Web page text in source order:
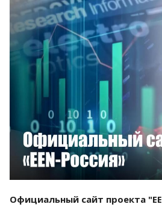
Смотреть проект
Официальный сайт проекта